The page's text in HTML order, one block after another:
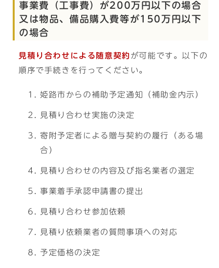
事業費（工事費）が200万円以下の場合
又は物品、備品購入費等が150万円以下
の場合
見積り合わせによる随意契約 が可能です。以下の
順序で手続きを行ってください。
姫路市からの補助予定通知（補助金内示）
見積り合わせ実施の決定
寄附予定者による贈与契約の履行（ある場
合）
見積り合わせの内容及び指名業者の選定
事業着手承認申請書の提出
見積り合わせ参加依頼
見積り依頼業者の質問事項への対応
予定価格の決定